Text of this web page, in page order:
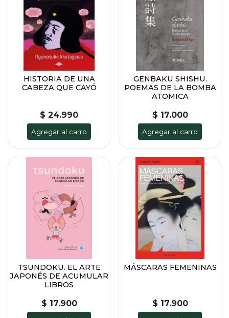
HISTORIA DE UNA
CABEZA QUE CAYÓ
$ 24.990
Agregar al carro
GENBAKU SHISHU.
POEMAS DE LA BOMBA
ATOMICA
$ 17.000
Agregar al carro
TSUNDOKU. EL ARTE
JAPONÉS DE ACUMULAR
LIBROS
$ 17.900
MÁSCARAS FEMENINAS
$ 17.900